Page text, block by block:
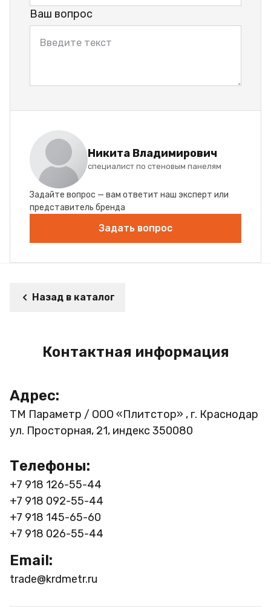
Ваш вопрос
Никита Владимирович
специалист по стеновым панелям
Задайте вопрос — вам ответит наш эксперт или
представитель бренда
Задать вопрос
Назад в каталог
Контактная информация
Адрес:
ТМ Параметр / ООО «Плитстор» , г. Краснодар
ул. Просторная, 21, индекс 350080
Телефоны:
+7 918 126-55-44
+7 918 092-55-44
+7 918 145-65-60
+7 918 026-55-44
Email:
trade@krdmetr.ru